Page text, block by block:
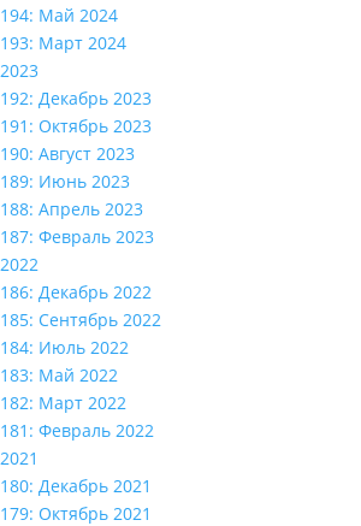
194: Май 2024
193: Март 2024
2023
192: Декабрь 2023
191: Октябрь 2023
190: Август 2023
189: Июнь 2023
188: Апрель 2023
187: Февраль 2023
2022
186: Декабрь 2022
185: Сентябрь 2022
184: Июль 2022
183: Май 2022
182: Март 2022
181: Февраль 2022
2021
180: Декабрь 2021
179: Октябрь 2021